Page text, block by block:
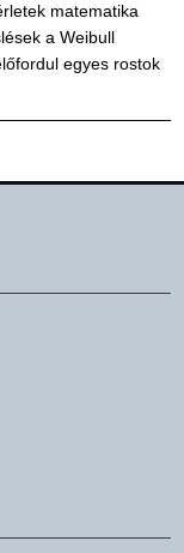
matematika
a Weibull
egyes rostok